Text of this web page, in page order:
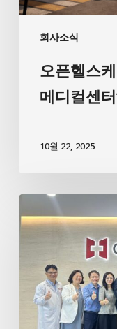
회사소식
오픈헬스
메디컬센
10월 22, 2025